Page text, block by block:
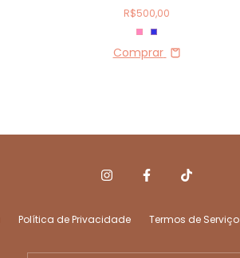
R$500,00
Comprar
Política de Privacidade Termos de Serviço